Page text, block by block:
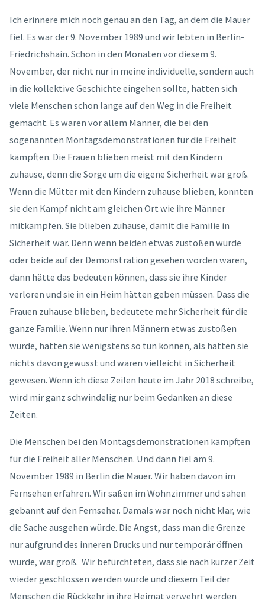
Ich erinnere mich noch genau an den Tag, an dem die Mauer
fiel. Es war der 9. November 1989 und wir lebten in Berlin-
Friedrichshain. Schon in den Monaten vor diesem 9.
November, der nicht nur in meine individuelle, sondern auch
in die kollektive Geschichte eingehen sollte, hatten sich
viele Menschen schon lange auf den Weg in die Freiheit
gemacht. Es waren vor allem Männer, die bei den
sogenannten Montagsdemonstrationen für die Freiheit
kämpften. Die Frauen blieben meist mit den Kindern
zuhause, denn die Sorge um die eigene Sicherheit war groß.
Wenn die Mütter mit den Kindern zuhause blieben, konnten
sie den Kampf nicht am gleichen Ort wie ihre Männer
mitkämpfen. Sie blieben zuhause, damit die Familie in
Sicherheit war. Denn wenn beiden etwas zustoßen würde
oder beide auf der Demonstration gesehen worden wären,
dann hätte das bedeuten können, dass sie ihre Kinder
verloren und sie in ein Heim hätten geben müssen. Dass die
Frauen zuhause blieben, bedeutete mehr Sicherheit für die
ganze Familie. Wenn nur ihren Männern etwas zustoßen
würde, hätten sie wenigstens so tun können, als hätten sie
nichts davon gewusst und wären vielleicht in Sicherheit
gewesen. Wenn ich diese Zeilen heute im Jahr 2018 schreibe,
wird mir ganz schwindelig nur beim Gedanken an diese
Zeiten.
Die Menschen bei den Montagsdemonstrationen kämpften
für die Freiheit aller Menschen. Und dann fiel am 9.
November 1989 in Berlin die Mauer. Wir haben davon im
Fernsehen erfahren. Wir saßen im Wohnzimmer und sahen
gebannt auf den Fernseher. Damals war noch nicht klar, wie
die Sache ausgehen würde. Die Angst, dass man die Grenze
nur aufgrund des inneren Drucks und nur temporär öffnen
würde, war groß. Wir befürchteten, dass sie nach kurzer Zeit
wieder geschlossen werden würde und diesem Teil der
Menschen die Rückkehr in ihre Heimat verwehrt werden